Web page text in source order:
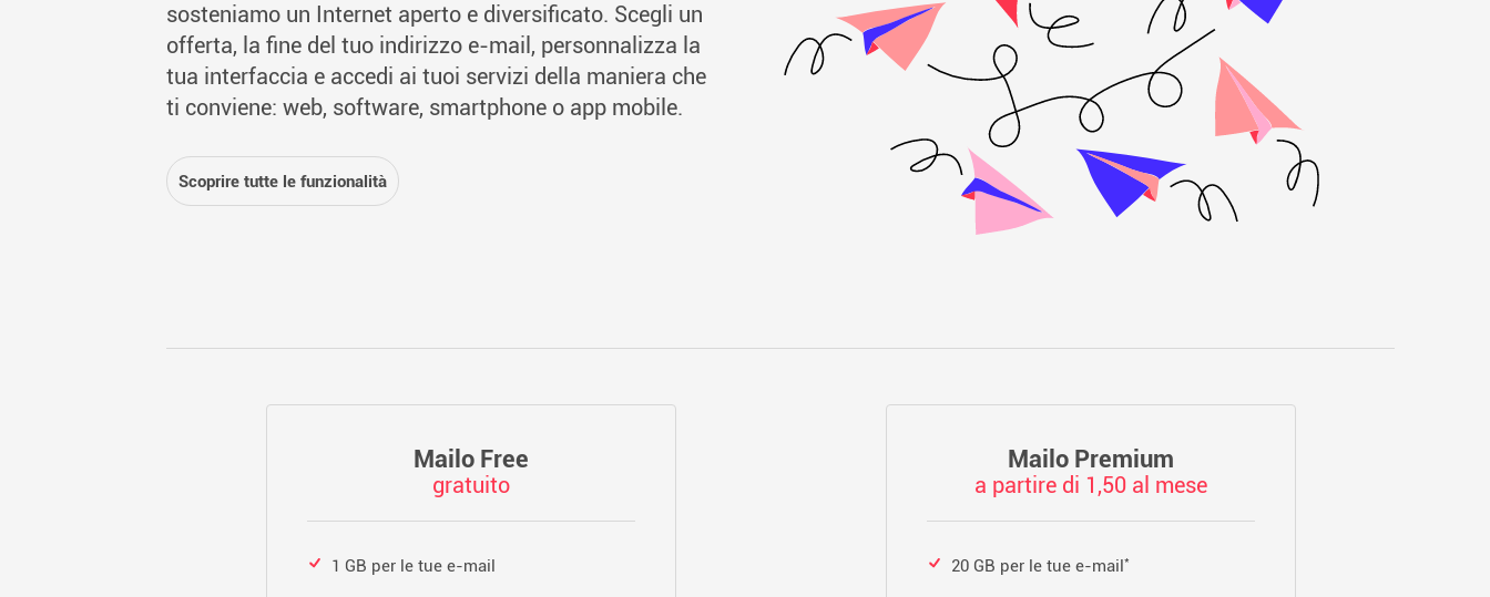
sosteniamo un Internet aperto e diversificato. Scegli un
offerta, la fine del tuo indirizzo e-mail, personnalizza la
tua interfaccia e accedi ai tuoi servizi della maniera che
ti conviene: web, software, smartphone o app mobile.
Scoprire tutte le funzionalità
Mailo Free
gratuito
1 GB per le tue e-mail
Mailo Premium
a partire di 1,50 al mese
20 GB per le tue e-mail*